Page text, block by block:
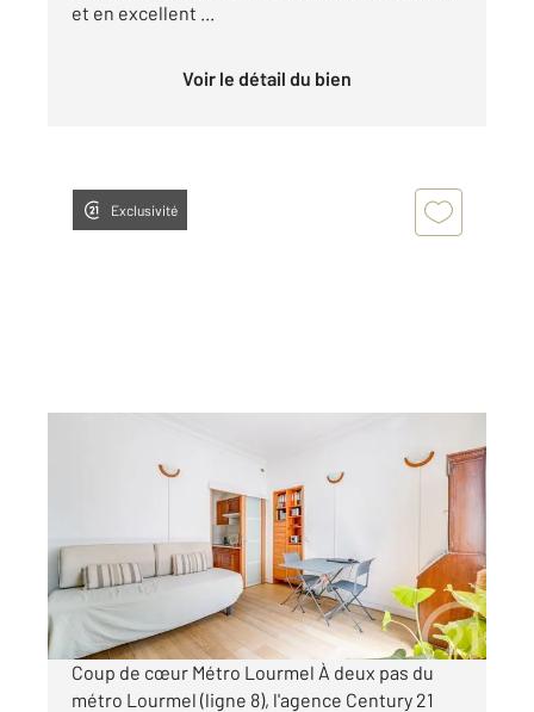
et en excellent ...
Voir le détail du bien
Exclusivité
, 1 pièce
Appartement F1 à vendre
196 000 €
Visiter le site dédié
Coup de cœur Métro Lourmel À deux pas du
métro Lourmel (ligne 8), l'agence Century 21